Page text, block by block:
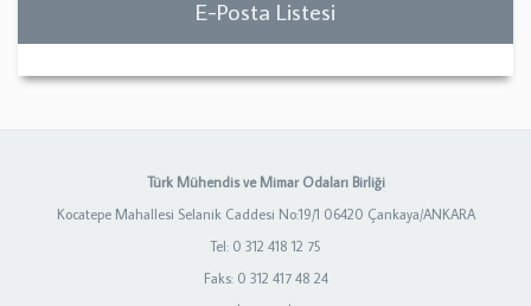
E-Posta Listesi
Türk Mühendis ve Mimar Odaları Birliği
Kocatepe Mahallesi Selanik Caddesi No:19/1 06420 Çankaya/ANKARA
Tel: 0 312 418 12 75
Faks: 0 312 417 48 24